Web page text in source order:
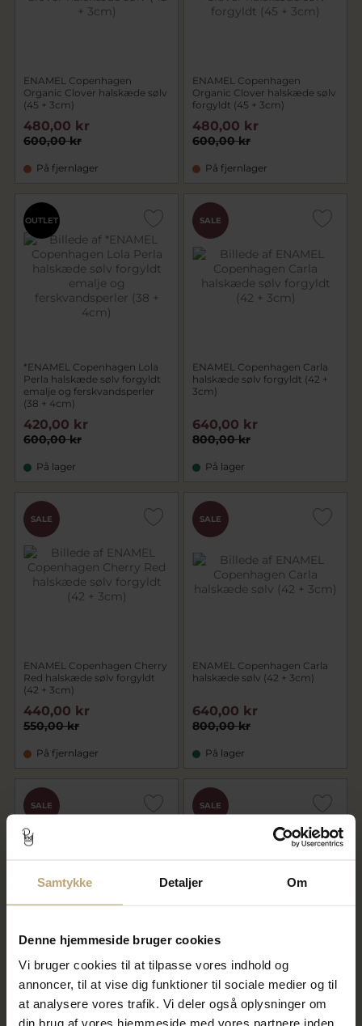
Samtykke Detaljer Om
Denne hjemmeside bruger cookies
Vi bruger cookies til at tilpasse vores indhold og
annoncer, til at vise dig funktioner til sociale medier og til
at analysere vores trafik. Vi deler også oplysninger om
din brug af vores hjemmeside med vores partnere inden
ENAMEL Copenhagen
Organic Clover halskæde sølv
(45 + 3cm)
600,00 kr
480,00 kr
På fjernlager
ENAMEL Copenhagen
Organic Clover halskæde sølv
forgyldt (45 + 3cm)
600,00 kr
480,00 kr
På fjernlager
OUTLET
*ENAMEL Copenhagen Lola
Perla halskæde sølv forgyldt
emalje og ferskvandsperler
(38 + 4cm)
600,00 kr
420,00 kr
På lager
SALE
ENAMEL Copenhagen Carla
halskæde sølv forgyldt (42 +
3cm)
800,00 kr
640,00 kr
På lager
SALE
ENAMEL Copenhagen Cherry
Red halskæde sølv forgyldt
(42 + 3cm)
550,00 kr
440,00 kr
På fjernlager
SALE
ENAMEL Copenhagen Carla
halskæde sølv (42 + 3cm)
800,00 kr
640,00 kr
På lager
SALE
halskæde sølv forgyldt
800,00 kr
640,00 kr
SALE
Marine halskæde sølv m.
450,00 kr
360,00 kr